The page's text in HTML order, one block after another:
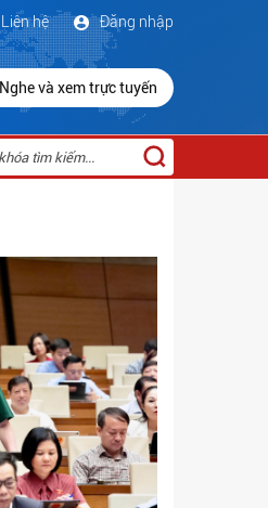
Đăng nhập
Liên hệ
Nghe và xem trực tuyến